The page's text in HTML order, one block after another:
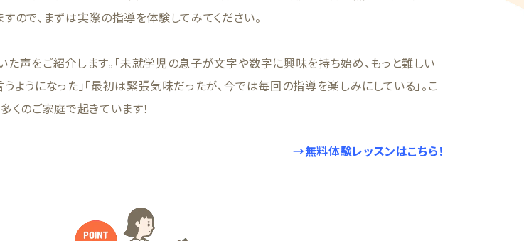
ので、まずは実際の指導を体験してみてください。
た声をご紹介します。「未就学児の息子が文字や数字に興味を持ち始め、もっと難しい
ようになった」「最初は緊張気味だったが、今では毎回の指導を楽しみにしている」。こ
くのご家庭で起きています！
→無料体験レッスンはこちら！